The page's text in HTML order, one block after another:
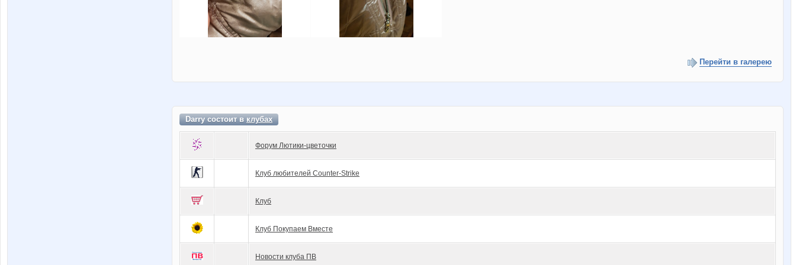
Перейти в галерею
Darry состоит вклубах
Форум Лютики-цветочки
Клуб любителей Counter-Strike
Клуб
Клуб Покупаем Вместе
Новости клуба ПВ